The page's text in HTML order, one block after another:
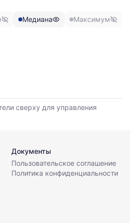
Медиана Максимум
сверху для управления
Документы
Пользовательское соглашение
Политика конфиденциальности